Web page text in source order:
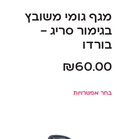
מגף גומי משובץ
בגימור סריג –
בורדו
₪60.00
בחר אפשרויות